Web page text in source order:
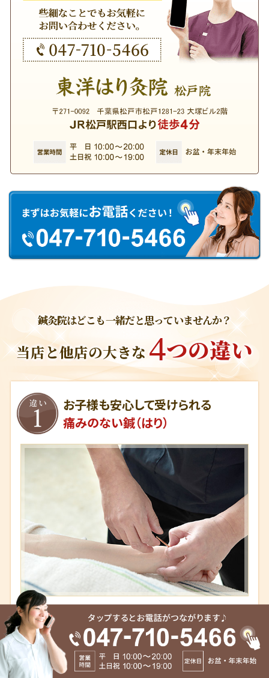
鍼灸院はどこも一緒だと思っていませんか？
当店と他店の大きな 4つの違い
お子様も安心して受けられる
痛みのない鍼（はり）
一般的な鍼灸院の場合
金や銀の鍼より痛みを感じやすいステンレ
ス製の鍼を使用
安価なので効果も低く、硬い「はり」のため、